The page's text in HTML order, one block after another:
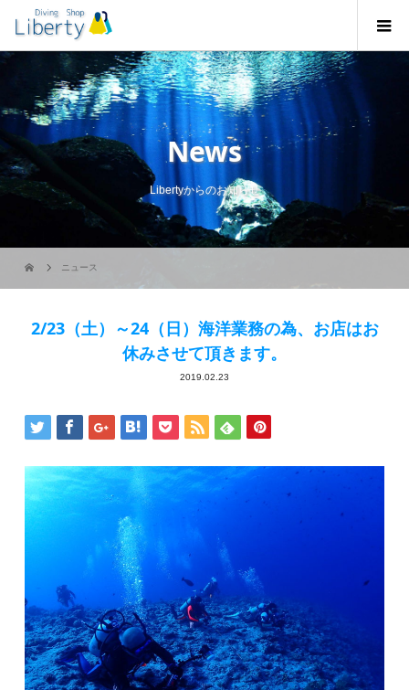
News
Libertyからのお知らせ
ニュース
2/23（土）～24（日）海洋業務の為、お店はお
休みさせて頂きます。
2019.02.23